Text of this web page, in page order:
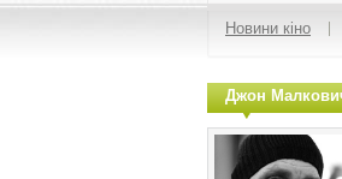
Новини кіно
Джон